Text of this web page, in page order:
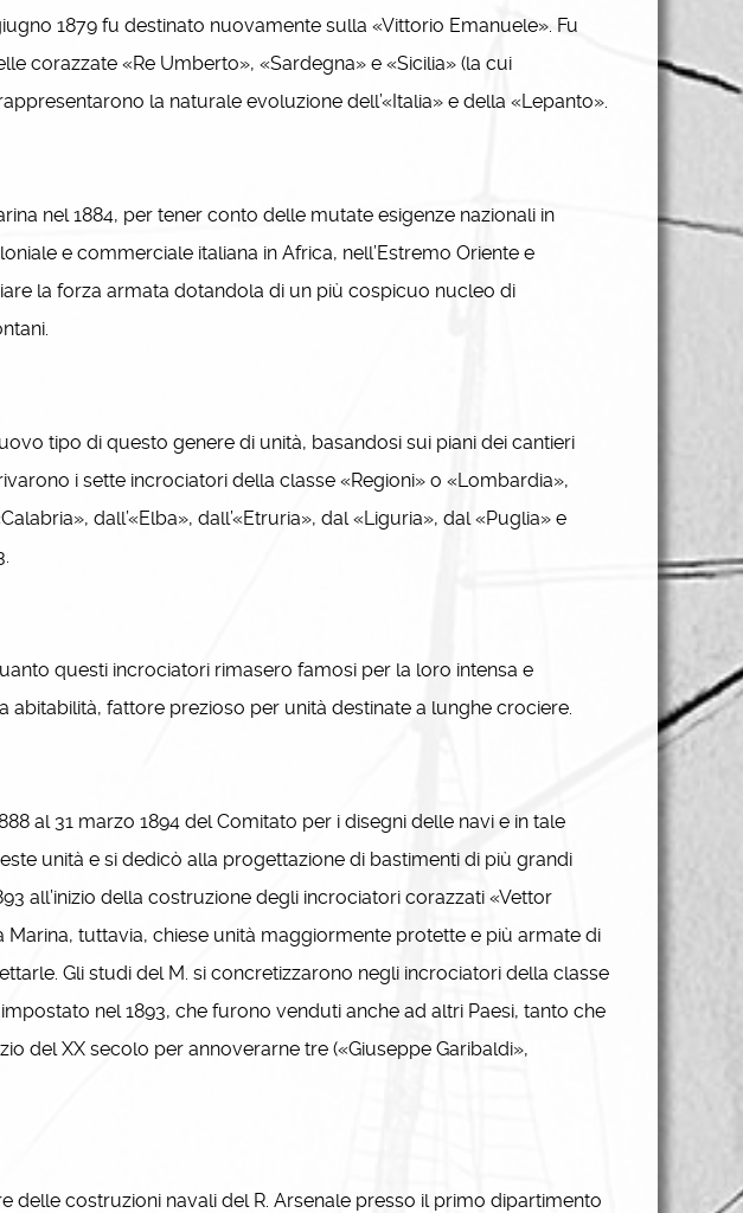
1879 fu destinato nuovamente sulla «Vittorio Emanuele». Fu
corazzate «Re Umberto», «Sardegna» e «Sicilia» (la cui
la naturale evoluzione dell’«Italia» e della «Lepanto».
nel 1884, per tener conto delle mutate esigenze nazionali in
e commerciale italiana in Africa, nell’Estremo Oriente e
la forza armata dotandola di un più cospicuo nucleo di
tipo di questo genere di unità, basandosi sui piani dei cantieri
i sette incrociatori della classe «Regioni» o «Lombardia»,
dall’«Elba», dall’«Etruria», dal «Liguria», dal «Puglia» e
questi incrociatori rimasero famosi per la loro intensa e
abitabilità, fattore prezioso per unità destinate a lunghe crociere.
al 31 marzo 1894 del Comitato per i disegni delle navi e in tale
unità e si dedicò alla progettazione di bastimenti di più grandi
all’inizio della costruzione degli incrociatori corazzati «Vettor
Marina, tuttavia, chiese unità maggiormente protette e più armate di
Gli studi del M. si concretizzarono negli incrociatori della classe
nel 1893, che furono venduti anche ad altri Paesi, tanto che
del XX secolo per annoverarne tre («Giuseppe Garibaldi»,
delle costruzioni navali del R. Arsenale presso il primo dipartimento